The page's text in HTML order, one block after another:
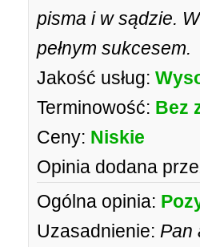
pisma i w sądzie.
pełnym sukcesem.
Jakość usług:
Terminowość: Bez
Ceny: Niskie
Opinia dodana
Ogólna opinia:
Uzasadnienie: Pan